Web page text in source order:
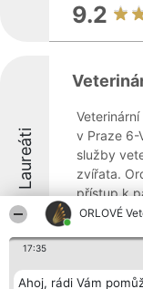
ORLOVÉ
17:35
Ahoj, rádi Vám
9.2
Laureáti
v Praze 6-
služby
zvířata.
přístup k
k čemuž
8.9